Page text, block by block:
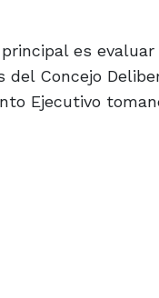
es
Concejo
Ejecutivo